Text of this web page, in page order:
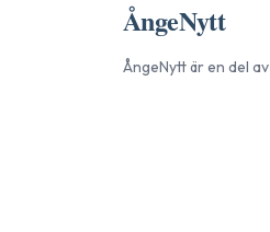
ÅngeNytt
ÅngeNyttär en del av